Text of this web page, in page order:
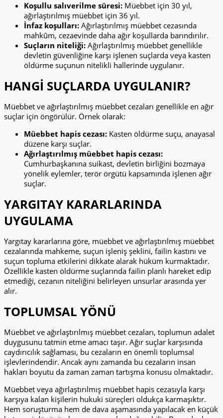
Koşullu salıverilme süresi: Müebbet için 30 yıl,
ağırlaştırılmış müebbet için 36 yıl.
İnfaz koşulları: Ağırlaştırılmış müebbet cezasında
mahkûm, cezaevinde daha ağır koşullarda barındırılır.
Suçların niteliği: Ağırlaştırılmış müebbet genellikle
devletin güvenliğine karşı işlenen suçlarda veya kasten
öldürme suçunun nitelikli hallerinde uygulanır.
HANGİ SUÇLARDA UYGULANIR?
Müebbet ve ağırlaştırılmış müebbet cezaları genellikle en ağır
suçlar için öngörülür. Örnek olarak:
Müebbet hapis cezası: Kasten öldürme suçu, anayasal
düzene karşı suçlar.
Ağırlaştırılmış müebbet hapis cezası:
Cumhurbaşkanına suikast, devletin birliğini bozmaya
yönelik eylemler, terör örgütü kapsamında işlenen ağır
suçlar.
YARGITAY KARARLARINDA
UYGULAMA
Yargıtay kararlarına göre, müebbet ve ağırlaştırılmış müebbet
cezalarında mahkeme, suçun işleniş şeklini, failin kastını ve
suçun topluma etkilerini dikkate alarak hüküm kurmaktadır.
Özellikle kasten öldürme suçlarında failin planlı hareket edip
etmediği, cezanın niteliğini belirleyen unsurlar arasında yer
alır.
TOPLUMSAL YÖNÜ
Müebbet ve ağırlaştırılmış müebbet cezaları, toplumun adalet
duygusunu tatmin etme amacı taşır. Ağır suçlar karşısında
caydırıcılık sağlaması, bu cezaların en önemli toplumsal
işlevlerindendir. Ancak aynı zamanda bu cezaların insan
hakları boyutu da zaman zaman tartışma konusu olmaktadır.
Müebbet veya ağırlaştırılmış müebbet hapis cezasıyla karşı
karşıya kalan kişilerin hukuki süreçleri oldukça karmaşıktır.
Hem soruşturma hem de dava aşamasında yapılacak en küçük